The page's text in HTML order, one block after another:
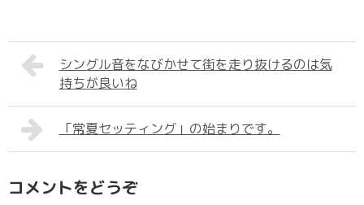
シングル音をなびかせて街を走り抜けるのは気
持ちが良いね
「常夏セッティング」の始まりです。
コメントをどうぞ